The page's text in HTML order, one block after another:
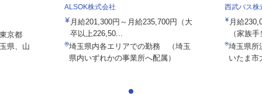
京都
県、山
ALSOK株式会社
月給201,300円～月給235,700円（大
卒以上226,50...
埼玉県内各エリアでの勤務 （埼玉
県内いずれかの事業所へ配属）
西武バス株
月給
（家族
埼玉県所
いたま市